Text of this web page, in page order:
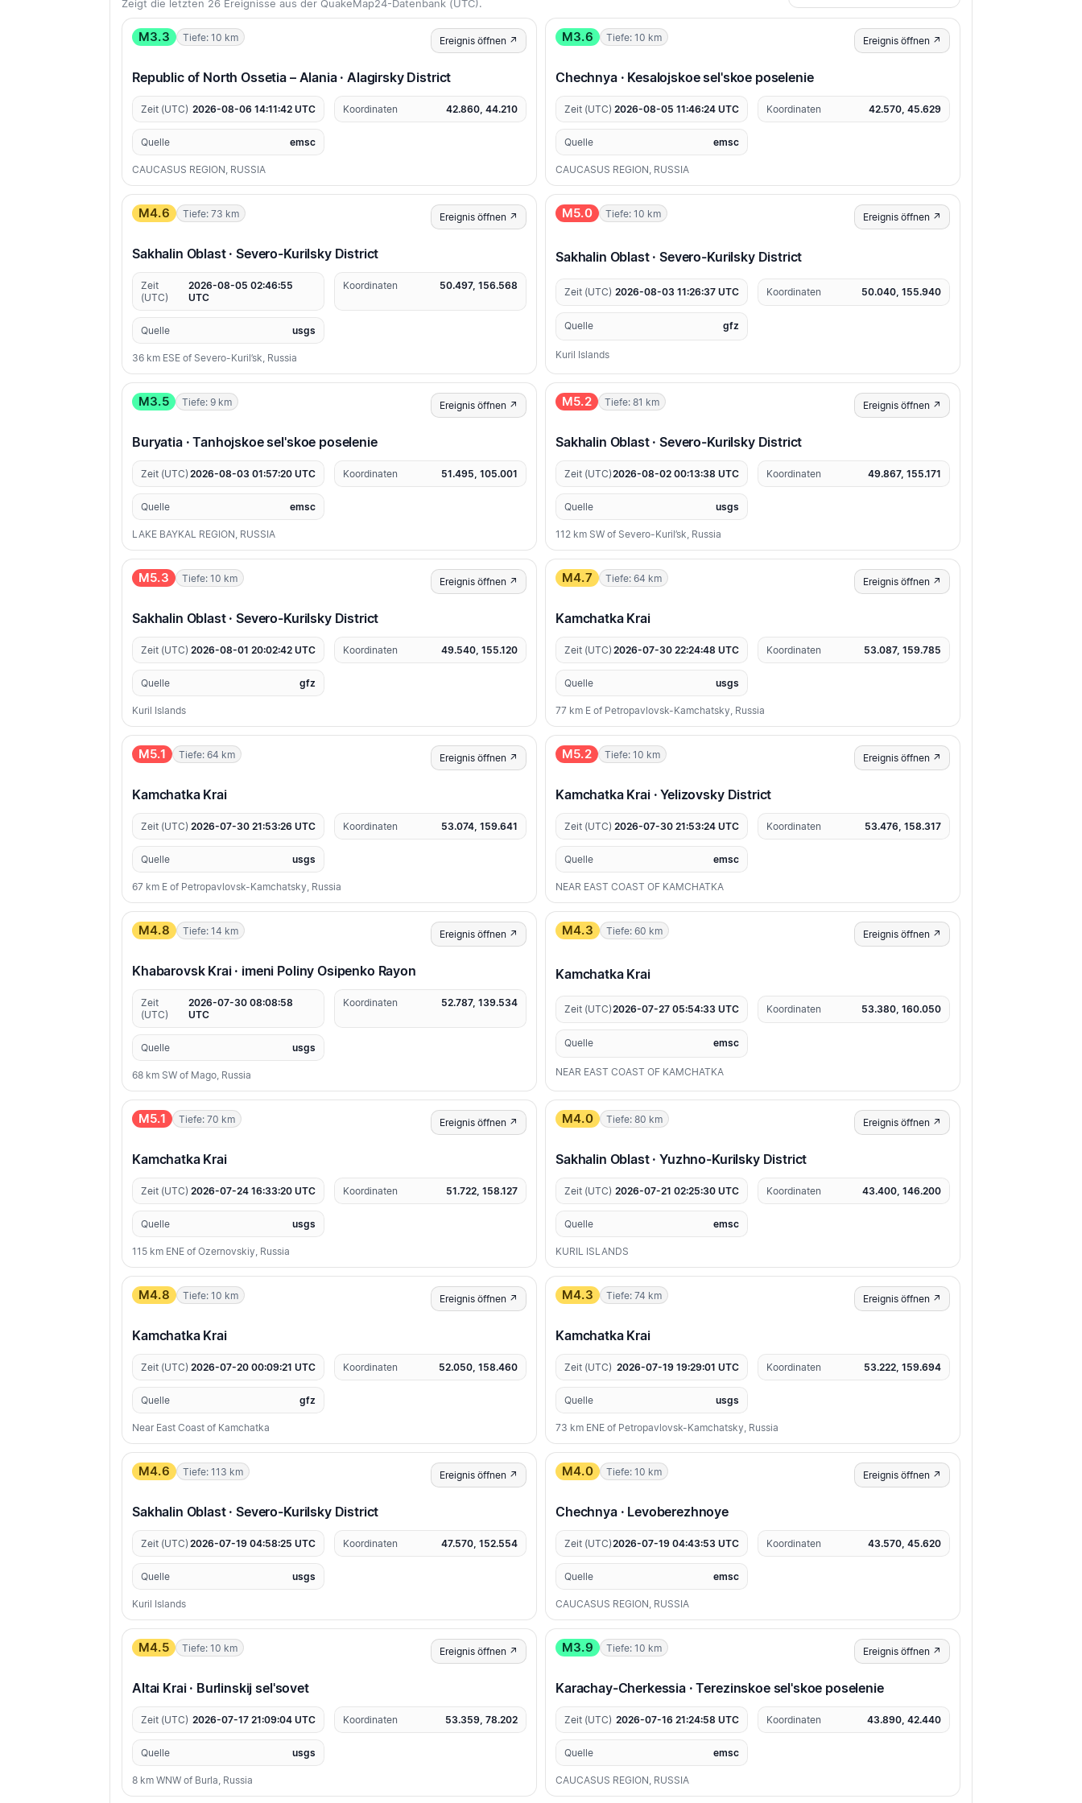
Zeigt die letzten 26 Ereignisse aus der QuakeMap24-Datenbank (UTC).
M3.3 Tiefe: 10 km Ereignis öffnen ↗
Republic of North Ossetia – Alania · Alagirsky District
Zeit (UTC) 2026-08-06 14:11:42 UTC Koordinaten 42.860, 44.210
Quelle emsc
CAUCASUS REGION, RUSSIA
M3.6 Tiefe: 10 km Ereignis öffnen ↗
Chechnya · Kesalojskoe sel'skoe poselenie
Zeit (UTC) 2026-08-05 11:46:24 UTC Koordinaten 42.570, 45.629
Quelle emsc
CAUCASUS REGION, RUSSIA
M4.6 Tiefe: 73 km Ereignis öffnen ↗
Sakhalin Oblast · Severo-Kurilsky District
Zeit
(UTC)
2026-08-05 02:46:55
UTC
Koordinaten 50.497, 156.568
Quelle usgs
36 km ESE of Severo-Kuril’sk, Russia
M5.0 Tiefe: 10 km Ereignis öffnen ↗
Sakhalin Oblast · Severo-Kurilsky District
Zeit (UTC) 2026-08-03 11:26:37 UTC Koordinaten 50.040, 155.940
Quelle gfz
Kuril Islands
M3.5 Tiefe: 9 km Ereignis öffnen ↗
Buryatia · Tanhojskoe sel'skoe poselenie
Zeit (UTC) 2026-08-03 01:57:20 UTC Koordinaten 51.495, 105.001
Quelle emsc
LAKE BAYKAL REGION, RUSSIA
M5.2 Tiefe: 81 km Ereignis öffnen ↗
Sakhalin Oblast · Severo-Kurilsky District
Zeit (UTC)2026-08-02 00:13:38 UTC Koordinaten 49.867, 155.171
Quelle usgs
112 km SW of Severo-Kuril’sk, Russia
M5.3 Tiefe: 10 km Ereignis öffnen ↗
Sakhalin Oblast · Severo-Kurilsky District
Zeit (UTC) 2026-08-01 20:02:42 UTC Koordinaten 49.540, 155.120
Quelle gfz
Kuril Islands
M4.7 Tiefe: 64 km Ereignis öffnen ↗
Kamchatka Krai
Zeit (UTC) 2026-07-30 22:24:48 UTC Koordinaten 53.087, 159.785
Quelle usgs
77 km E of Petropavlovsk-Kamchatsky, Russia
M5.1 Tiefe: 64 km Ereignis öffnen ↗
Kamchatka Krai
Zeit (UTC) 2026-07-30 21:53:26 UTC Koordinaten 53.074, 159.641
Quelle usgs
67 km E of Petropavlovsk-Kamchatsky, Russia
M5.2 Tiefe: 10 km Ereignis öffnen ↗
Kamchatka Krai · Yelizovsky District
Zeit (UTC) 2026-07-30 21:53:24 UTC Koordinaten 53.476, 158.317
Quelle emsc
NEAR EAST COAST OF KAMCHATKA
M4.8 Tiefe: 14 km Ereignis öffnen ↗
Khabarovsk Krai · imeni Poliny Osipenko Rayon
Zeit
(UTC)
2026-07-30 08:08:58
UTC
Koordinaten 52.787, 139.534
Quelle usgs
68 km SW of Mago, Russia
M4.3 Tiefe: 60 km Ereignis öffnen ↗
Kamchatka Krai
Zeit (UTC)2026-07-27 05:54:33 UTC Koordinaten 53.380, 160.050
Quelle emsc
NEAR EAST COAST OF KAMCHATKA
M5.1 Tiefe: 70 km Ereignis öffnen ↗
Kamchatka Krai
Zeit (UTC) 2026-07-24 16:33:20 UTC Koordinaten 51.722, 158.127
Quelle usgs
115 km ENE of Ozernovskiy, Russia
M4.0 Tiefe: 80 km Ereignis öffnen ↗
Sakhalin Oblast · Yuzhno-Kurilsky District
Zeit (UTC) 2026-07-21 02:25:30 UTC Koordinaten 43.400, 146.200
Quelle emsc
KURIL ISLANDS
M4.8 Tiefe: 10 km Ereignis öffnen ↗
Kamchatka Krai
Zeit (UTC) 2026-07-20 00:09:21 UTC Koordinaten 52.050, 158.460
Quelle gfz
Near East Coast of Kamchatka
M4.3 Tiefe: 74 km Ereignis öffnen ↗
Kamchatka Krai
Zeit (UTC) 2026-07-19 19:29:01 UTC Koordinaten 53.222, 159.694
Quelle usgs
73 km ENE of Petropavlovsk-Kamchatsky, Russia
M4.6 Tiefe: 113 km Ereignis öffnen ↗
Sakhalin Oblast · Severo-Kurilsky District
Zeit (UTC) 2026-07-19 04:58:25 UTC Koordinaten 47.570, 152.554
Quelle usgs
Kuril Islands
M4.0 Tiefe: 10 km Ereignis öffnen ↗
Chechnya · Levoberezhnoye
Zeit (UTC)2026-07-19 04:43:53 UTC Koordinaten 43.570, 45.620
Quelle emsc
CAUCASUS REGION, RUSSIA
M4.5 Tiefe: 10 km Ereignis öffnen ↗
Altai Krai · Burlinskij sel'sovet
Zeit (UTC) 2026-07-17 21:09:04 UTC Koordinaten 53.359, 78.202
Quelle usgs
8 km WNW of Burla, Russia
M3.9 Tiefe: 10 km Ereignis öffnen ↗
Karachay-Cherkessia · Terezinskoe sel'skoe poselenie
Zeit (UTC) 2026-07-16 21:24:58 UTC Koordinaten 43.890, 42.440
Quelle emsc
CAUCASUS REGION, RUSSIA